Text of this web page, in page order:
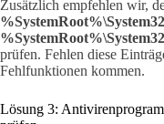
Zusätzlich empfehlen wir,
prüfen. Fehlen diese
Fehlfunktionen kommen.
Lösung 3: